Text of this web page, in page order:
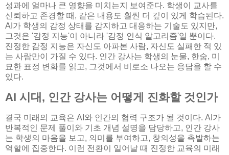
성과에 얼마나 큰 영향을 미치는지 보여준다. 학생이 교사를
신뢰하고 존경할 때, 같은 내용도 훨씬 더 깊이 있게 학습된다.
AI가 학생의 감정 상태를 감지하고 대응하는 기술도 있지만,
그것은 '감정 지능'이 아니라 '감정 인식 알고리즘'일 뿐이다.
진정한 감정 지능은 자신도 아파본 사람, 자신도 실패한 적 있
는 사람만이 가질 수 있다. 인간 강사는 학생의 눈물, 한숨, 미
묘한 표정 변화를 읽고, 그것에서 비로소 나오는 응답을 할 수
있다.
AI 시대, 인간 강사는 어떻게 진화할 것인가
결국 미래의 교육은 AI와 인간의 협력 구조가 될 것이다. AI가
반복적인 문제 풀이와 기초 개념 설명을 담당하고, 인간 강사
는 학생의 마음을 보고, 의미를 부여하고, 창의성을 촉발하는
역할에 집중한다. 이런 전환이 일어날 때 진정한 교육의 미래